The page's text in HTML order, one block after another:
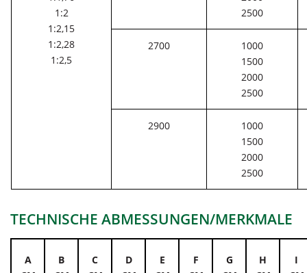
1:2
1:2,15
1:2,28
1:2,5
2500
2700
1000
1500
2000
2500
2900
1000
1500
2000
2500
TECHNISCHE ABMESSUNGEN/MERKMALE
A
B
C
D
E
F
G
H
I